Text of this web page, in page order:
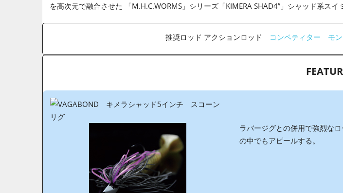
を高次元で融合させた 「M.H.C.WORMS」シリーズ「KIMERA SHAD4”」シャッド系スイ
推奨ロッド アクションロッド コンペティター モ
ラバージグとの併用で強烈な
の中でもアピールする。